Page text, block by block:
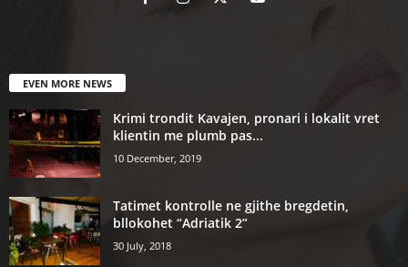
EVEN MORE NEWS
Krimi trondit Kavajen, pronari i lokalit vret
klientin me plumb pas...
10 December, 2019
Tatimet kontrolle ne gjithe bregdetin,
bllokohet “Adriatik 2”
30 July, 2018